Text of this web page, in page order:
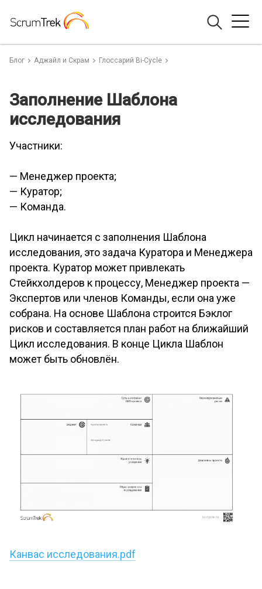
Блог Аджайл и Скрам Глоссарий Bi-Cycle
Заполнение Шаблона
исследования
Участники:
— Менеджер проекта;
— Куратор;
— Команда.
Цикл начинается с заполнения Шаблона
исследования, это задача Куратора и Менеджера
проекта. Куратор может привлекать
Стейкхолдеров к процессу, Менеджер проекта —
Экспертов или членов Команды, если она уже
собрана. На основе Шаблона строится Бэклог
рисков и составляется план работ на ближайший
Цикл исследования. В конце Цикла Шаблон
может быть обновлён.
Канвас исследования.pdf